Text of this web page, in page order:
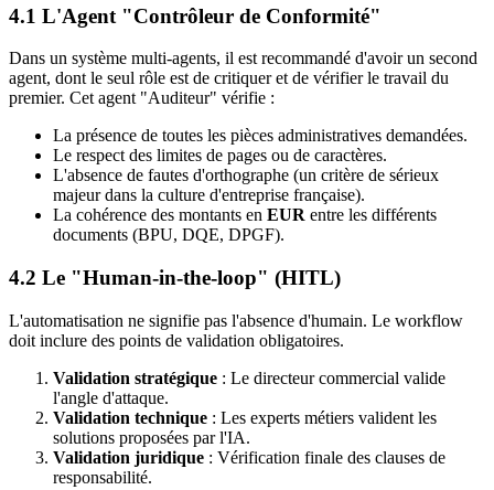
4.1 L'Agent "Contrôleur de Conformité"
Dans un système multi-agents, il est recommandé d'avoir un second
agent, dont le seul rôle est de critiquer et de vérifier le travail du
premier. Cet agent "Auditeur" vérifie :
La présence de toutes les pièces administratives demandées.
Le respect des limites de pages ou de caractères.
L'absence de fautes d'orthographe (un critère de sérieux
majeur dans la culture d'entreprise française).
La cohérence des montants en EUR entre les différents
documents (BPU, DQE, DPGF).
4.2 Le "Human-in-the-loop" (HITL)
L'automatisation ne signifie pas l'absence d'humain. Le workflow
doit inclure des points de validation obligatoires.
Validation stratégique : Le directeur commercial valide
l'angle d'attaque.
Validation technique : Les experts métiers valident les
solutions proposées par l'IA.
Validation juridique : Vérification finale des clauses de
responsabilité.